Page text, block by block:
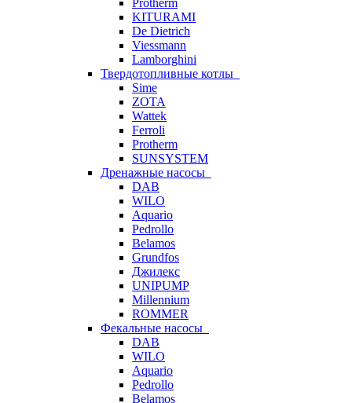
Protherm
KITURAMI
De Dietrich
Viessmann
Lamborghini
Твердотопливные котлы
Sime
ZOTA
Wattek
Ferroli
Protherm
SUNSYSTEM
Дренажные насосы
DAB
WILO
Aquario
Pedrollo
Belamos
Grundfos
Джилекс
UNIPUMP
Millennium
ROMMER
Фекальные насосы
DAB
WILO
Aquario
Pedrollo
Belamos